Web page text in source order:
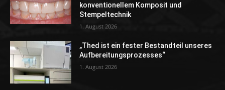
konventionellem Komposit und
Stempeltechnik
1. August 2026
„Thed ist ein fester Bestandteil unseres
Aufbereitungsprozesses“
1. August 2026